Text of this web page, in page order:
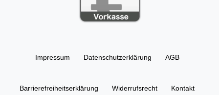
Impressum Daten­schutz­erklärung AGB
Barrierefreiheitserklärung Widerrufs­recht Kontakt